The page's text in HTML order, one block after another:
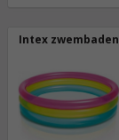
Intex zwembaden